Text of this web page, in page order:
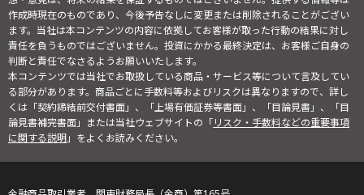
作成時現在のものであり、今後予告なしに変更または削除されることがござい
ます。当社は本コンテンツの内容に依拠してお客様が取った行動の結果に対し
責任を負うものではございません。投資にかかる最終決定は、お客様ご自身の
判断と責任でなさるようお願いいたします。
本コンテンツでは当社でお取扱している商品・サービス等について言及してい
る部分があります。商品ごとに手数料等およびリスクは異なりますので、詳し
くは「契約締結前交付書面」、「上場有価証券等書面」、「目論見書」、「目
論見書補完書面」または当社ウェブサイトの「リスク・手数料などの重要事項
に関する説明」をよくお読みください。